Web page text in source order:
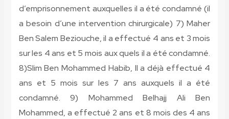
d’emprisonnement auxquelles il a été condamné (il
a besoin d’une intervention chirurgicale) 7) Maher
Ben Salem Beziouche, il a effectué 4 ans et 3 mois
sur les 4 ans et 5 mois aux quels il a été condamné.
8)Slim Ben Mohammed Habib, Il a déjà effectué 4
ans et 5 mois sur les 7 ans auxquels il a été
condamné. 9) Mohammed Belhajj Ali Ben
Mohammed, a effectué 2 ans et 8 mois des 4 ans